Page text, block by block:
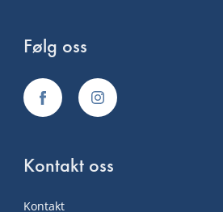
Følg oss
Kontakt oss
Kontakt